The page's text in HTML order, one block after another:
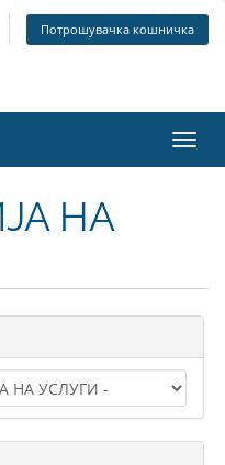
Потрошувачка кошничка
ја
НА